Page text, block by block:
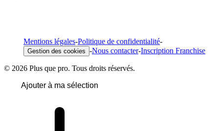
Mentions légales-Politique de confidentialité-
Gestion des cookies -Nous contacter-Inscription Franchise
© 2026 Plus que pro. Tous droits réservés.
Ajouter à ma sélection